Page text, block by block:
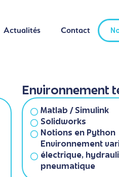
Actualités Contact
Actualités Contact
Environnement
Matlab / Simulink
Solidworks
Notions en Python
Environnement
électrique,
pneumatique